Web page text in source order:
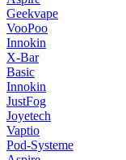
Geekvape
VooPoo
Innokin
X-Bar
Basic
Innokin
JustFog
Joyetech
Vaptio
Pod-Systeme